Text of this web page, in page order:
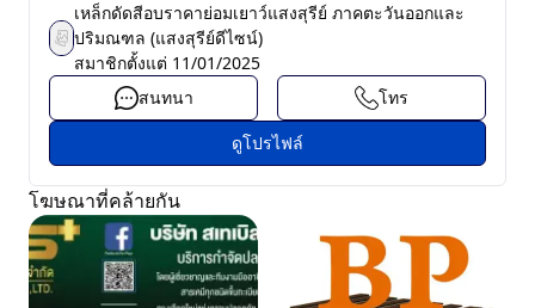
เหล็กดัดสีอบราคาย่อมเยาว์แสงสุรีย์ ภาคตะวันออกและ
ปริมณฑล (แสงสุรีย์ดีไซน์)
สมาชิกตั้งแต่ 11/01/2025
สนทนา
โทร
ดูโปรไฟล์
โฆษณาที่คล้ายกัน